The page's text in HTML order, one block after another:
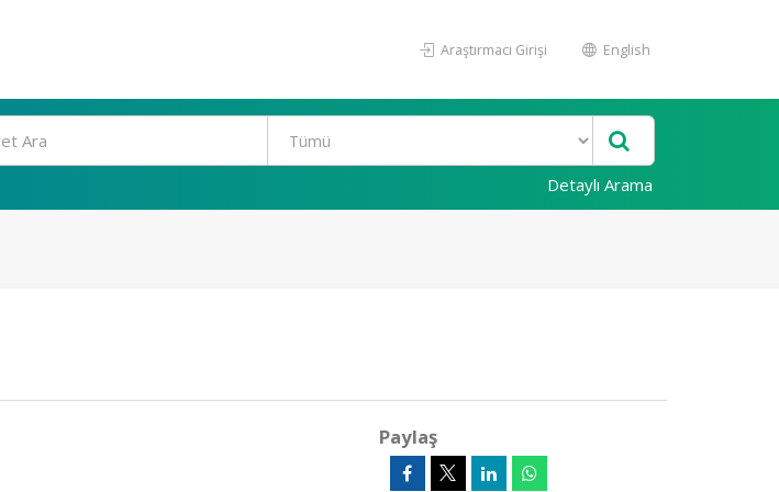
Araştırmacı Girişi English
Detaylı Arama
Paylaş